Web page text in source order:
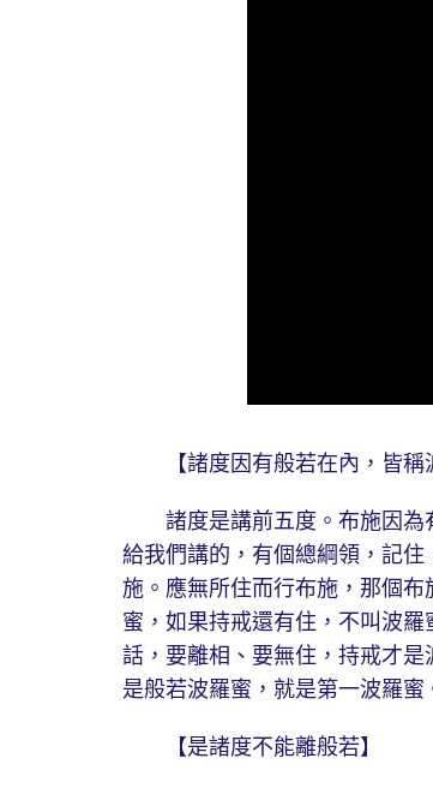
【諸度因有般若在內，皆稱
諸度是講前五度。布施因為
給我們講的，有個總綱領，記
施。應無所住而行布施，那個
蜜，如果持戒還有住，不叫波
話，要離相、要無住，持戒才
是般若波羅蜜，就是第一波羅蜜
【是諸度不能離般若】